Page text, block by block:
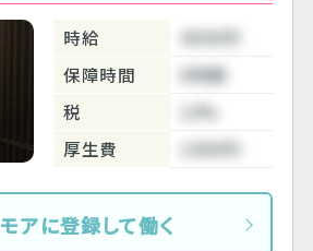
時給
4500円
保障時間
6時間
税
10%
厚生費
1000円
モアに登録して働く